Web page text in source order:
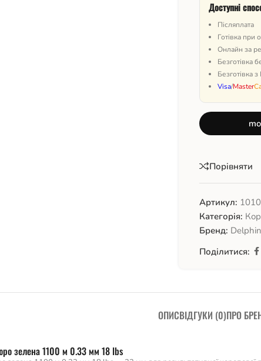
Доступні
Післяплата
Готівка при
Онлайн за
Безготівка
Безготівка
Visa/Master
Порівняти
Артикул:
Категорія:
Бренд: Delphin
Поділитися:
ОПИСВІДГУКИ (0)ПРО
зелена 1100 м 0.33 мм 18 lbs